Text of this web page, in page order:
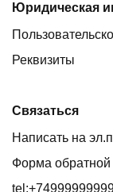
Юридическая
Реквизиты
Связаться
Написать на
Форма обратной